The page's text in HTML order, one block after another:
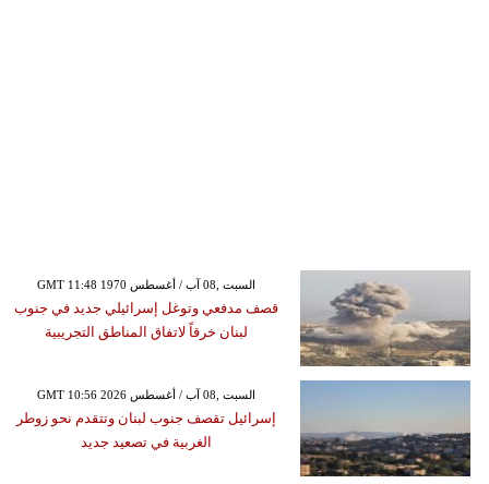
GMT 11:48 1970 السبت ,08 آب / أغسطس
قصف مدفعي وتوغل إسرائيلي جديد في جنوب
لبنان خرقاً لاتفاق المناطق التجريبية
GMT 10:56 2026 السبت ,08 آب / أغسطس
إسرائيل تقصف جنوب لبنان وتتقدم نحو زوطر
الغربية في تصعيد جديد